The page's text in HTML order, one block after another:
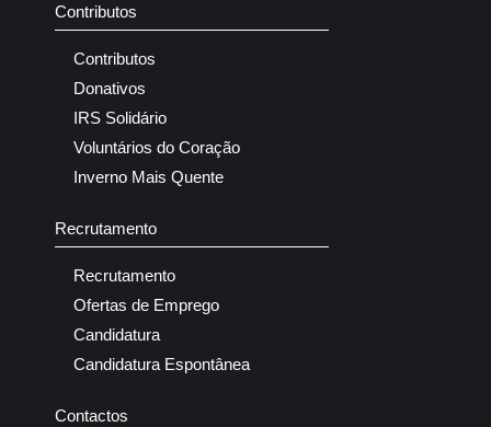
Contributos
Contributos
Donativos
IRS Solidário
Voluntários do Coração
Inverno Mais Quente
Recrutamento
Recrutamento
Ofertas de Emprego
Candidatura
Candidatura Espontânea
Contactos